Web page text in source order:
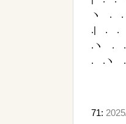
ヽ .
.| . .
.ヽ . .
. .ヽ .
71: